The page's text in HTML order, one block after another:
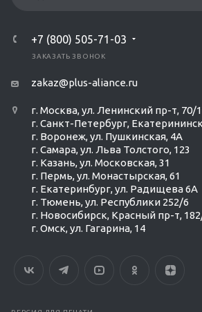
+7 (800) 505-71-03
ЗАКАЗАТЬ ЗВОНОК
zakaz@plus-aliance.ru
г. Москва, ул. Ленинский пр-т, 70/
г. Санкт-Петербург,
г. Воронеж, ул. Пушкинская, 4А
г. Самара, ул. Льва Толстого, 123
г. Казань, ул. Московская, 31
г. Пермь, ул. Монастырская, 61
г. Екатеринбург, ул. Радищева 6А
г. Тюмень, ул. Республики 252/6
г. Новосибирск, Красный пр-т,
г. Омск, ул. ​Гагарина, 14